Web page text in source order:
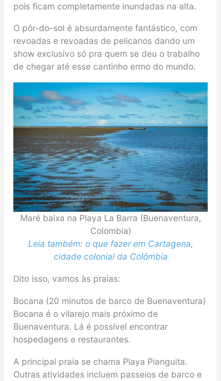
pois ficam completamente inundadas na alta.
O pôr-do-sol é absurdamente fantástico, com
revoadas e revoadas de pelicanos dando um
show exclusivo só pra quem se deu o trabalho
de chegar até esse cantinho ermo do mundo.
Maré baixa na Playa La Barra (Buenaventura,
Colombia)
Leia também: o que fazer em Cartagena,
cidade colonial da Colômbia
Dito isso, vamos às praias:
Bocana (20 minutos de barco de Buenaventura)
Bocana é o vilarejo mais próximo de
Buenaventura. Lá é possível encontrar
hospedagens e restaurantes.
A principal praia se chama Playa Pianguita.
Outras atividades incluem passeios de barco e